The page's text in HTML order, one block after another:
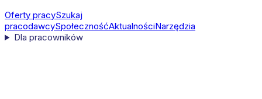
Oferty pracySzukaj
pracodawcySpołecznośćAktualnościNarzędzia
Dla pracowników